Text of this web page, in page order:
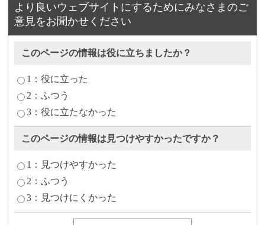
より良いウェブサイトにするためにみなさまのご
意見をお聞かせください
このページの情報は役に立ちましたか？
1：役に立った
2：ふつう
3：役に立たなかった
このページの情報は見つけやすかったですか？
1：見つけやすかった
2：ふつう
3：見つけにくかった